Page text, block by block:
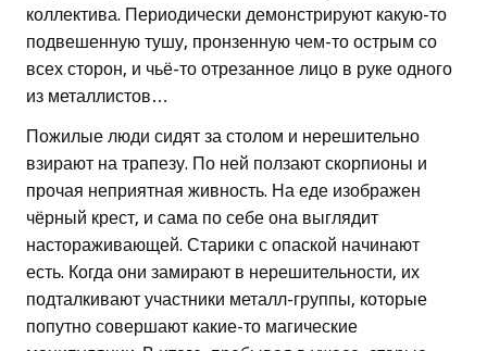
коллектива. Периодически демонстрируют какую-то
подвешенную тушу, пронзенную чем-то острым со
всех сторон, и чьё-то отрезанное лицо в руке одного
из металлистов…
Пожилые люди сидят за столом и нерешительно
взирают на трапезу. По ней ползают скорпионы и
прочая неприятная живность. На еде изображен
чёрный крест, и сама по себе она выглядит
настораживающей. Старики с опаской начинают
есть. Когда они замирают в нерешительности, их
подталкивают участники металл-группы, которые
попутно совершают какие-то магические